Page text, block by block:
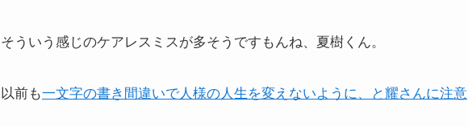
そういう感じのケアレスミスが多そうですもんね、夏樹くん。
以前も一文字の書き間違いで人様の人生を変えないように、と耀さんに注意